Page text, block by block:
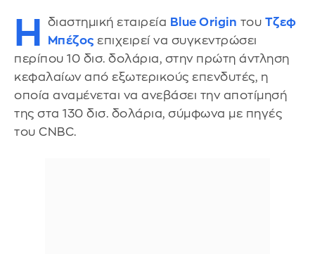
Η διαστημική εταιρεία Blue Origin του Τζεφ
Μπέζος επιχειρεί να συγκεντρώσει
περίπου 10 δισ. δολάρια, στην πρώτη άντληση
κεφαλαίων από εξωτερικούς επενδυτές, η
οποία αναμένεται να ανεβάσει την αποτίμησή
της στα 130 δισ. δολάρια, σύμφωνα με πηγές
του CNBC.